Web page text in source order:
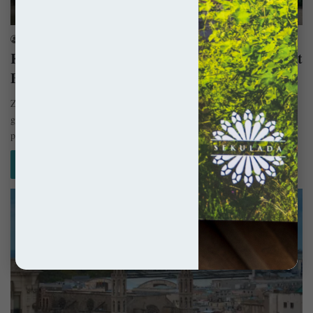
Romanizm
Klasztor Sant Pau del Camp – Romański klejnot
Barcelony
Zawsze kiedy hrabia Barcelony musiał wyjechać z miasta, zastępował go
gubernator Bell·lloc. Pewnego dnia do stolicy Katalonii przybył papieski
posłaniec,…